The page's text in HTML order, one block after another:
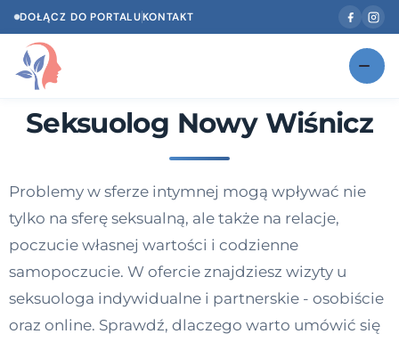
DOŁĄCZ DO PORTALUKONTAKT
Znajdź swojego specjalistęNOWOŚĆ
Według specjalizacji
Diagnozy psychologiczne
Testy psychologiczne
Seksuolog Nowy Wiśnicz
Problemy w sferze intymnej mogą wpływać nie
tylko na sferę seksualną, ale także na relacje,
poczucie własnej wartości i codzienne
samopoczucie. W ofercie znajdziesz wizyty u
seksuologa indywidualne i partnerskie - osobiście
oraz online. Sprawdź, dlaczego warto umówić się